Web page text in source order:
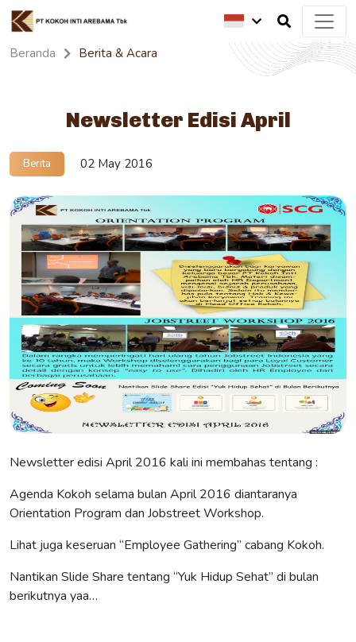
Beranda Berita & Acara
Newsletter Edisi April
Berita 02 May 2016
Newsletter edisi April 2016 kali ini membahas tentang :
Agenda Kokoh selama bulan April 2016 diantaranya
Orientation Program dan Jobstreet Workshop.
Lihat juga keseruan “Employee Gathering” cabang Kokoh.
Nantikan Slide Share tentang “Yuk Hidup Sehat” di bulan
berikutnya yaa…